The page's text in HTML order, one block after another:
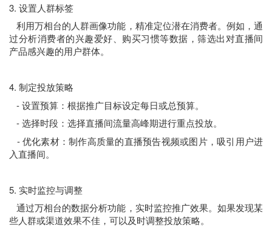
3. 设置人群标签
利用万相台的人群画像功能，精准定位潜在消费者。例如，通
过分析消费者的兴趣爱好、购买习惯等数据，筛选出对直播间
产品感兴趣的用户群体。
4. 制定投放策略
- 设置预算：根据推广目标设定每日或总预算。
- 选择时段：选择直播间流量高峰期进行重点投放。
- 优化素材：制作高质量的直播预告视频或图片，吸引用户进
入直播间。
5. 实时监控与调整
通过万相台的数据分析功能，实时监控推广效果。如果发现某
些人群或渠道效果不佳，可以及时调整投放策略。